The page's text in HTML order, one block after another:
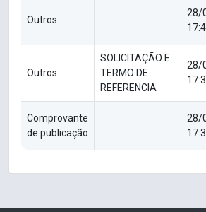
Outros
28/
Outros
SOLICITAÇÃO E
TERMO DE
REFERENCIA
28/
Comprovante
de publicação
28/